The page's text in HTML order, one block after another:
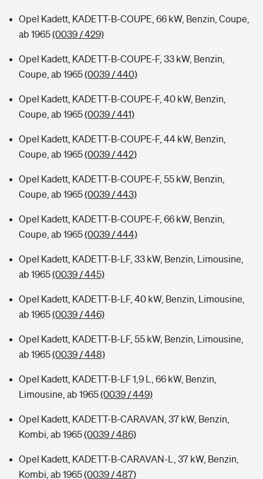
Opel Kadett, KADETT-B-COUPE, 66 kW, Benzin, Coupe,
ab 1965(0039 / 429)
Opel Kadett, KADETT-B-COUPE-F, 33 kW, Benzin,
Coupe, ab 1965(0039 / 440)
Opel Kadett, KADETT-B-COUPE-F, 40 kW, Benzin,
Coupe, ab 1965(0039 / 441)
Opel Kadett, KADETT-B-COUPE-F, 44 kW, Benzin,
Coupe, ab 1965(0039 / 442)
Opel Kadett, KADETT-B-COUPE-F, 55 kW, Benzin,
Coupe, ab 1965(0039 / 443)
Opel Kadett, KADETT-B-COUPE-F, 66 kW, Benzin,
Coupe, ab 1965(0039 / 444)
Opel Kadett, KADETT-B-LF, 33 kW, Benzin, Limousine,
ab 1965(0039 / 445)
Opel Kadett, KADETT-B-LF, 40 kW, Benzin, Limousine,
ab 1965(0039 / 446)
Opel Kadett, KADETT-B-LF, 55 kW, Benzin, Limousine,
ab 1965(0039 / 448)
Opel Kadett, KADETT-B-LF 1,9 L, 66 kW, Benzin,
Limousine, ab 1965(0039 / 449)
Opel Kadett, KADETT-B-CARAVAN, 37 kW, Benzin,
Kombi, ab 1965(0039 / 486)
Opel Kadett, KADETT-B-CARAVAN-L, 37 kW, Benzin,
Kombi, ab 1965(0039 / 487)